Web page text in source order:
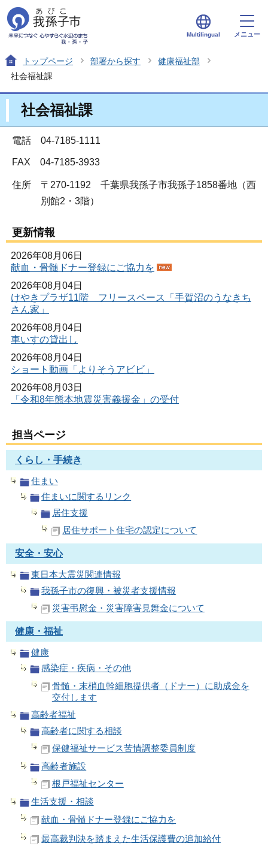
Multilingual メニュー
トップページ 部署から探す
健康福祉部
社会福祉課
社会福祉課
電話 04-7185-1111
FAX 04-7185-3933
住所
〒270-1192 千葉県我孫子市我孫子1858番地（西
別館2・3階）
更新情報
2026年08月06日
献血・骨髄ドナー登録にご協力を
2026年08月04日
けやきプラザ11階 フリースペース「手賀沼のうなきち
さん家」
2026年08月04日
車いすの貸出し
2026年08月04日
ショート動画「よりそうアビビ」
2026年08月03日
「令和8年熊本地震災害義援金」の受付
担当ページ
くらし・手続き
住まい
住まいに関するリンク
居住支援
居住サポート住宅の認定について
安全・安心
東日本大震災関連情報
我孫子市の復興・被災者支援情報
災害弔慰金・災害障害見舞金について
健康・福祉
健康
感染症・疾病・その他
骨髄・末梢血幹細胞提供者（ドナー）に助成金を
交付します
高齢者福祉
高齢者に関する相談
保健福祉サービス苦情調整委員制度
高齢者施設
根戸福祉センター
生活支援・相談
献血・骨髄ドナー登録にご協力を
最高裁判決を踏まえた生活保護費の追加給付